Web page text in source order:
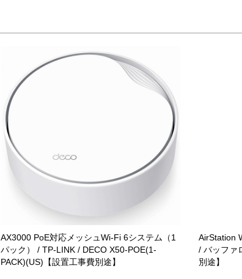
AX3000 PoE対応メッシュWi-Fi 6システム（1
パック） / TP-LINK / DECO X50-POE(1-
PACK)(US)【設置工事費別途】
AirStation
/ バッファ
別途】